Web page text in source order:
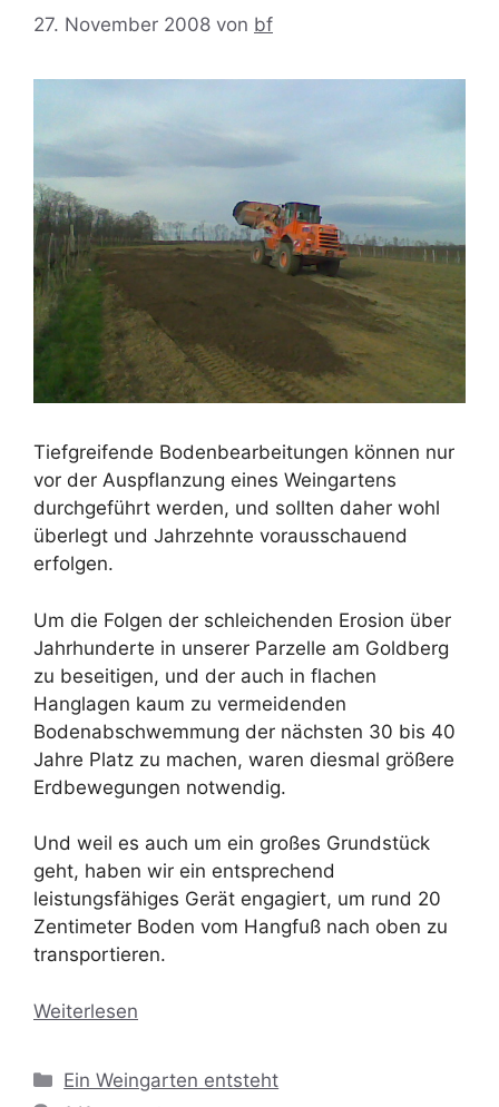
27. November 2008 von bf
Tiefgreifende Bodenbearbeitungen können nur
vor der Auspflanzung eines Weingartens
durchgeführt werden, und sollten daher wohl
überlegt und Jahrzehnte vorausschauend
erfolgen.
Um die Folgen der schleichenden Erosion über
Jahrhunderte in unserer Parzelle am Goldberg
zu beseitigen, und der auch in flachen
Hanglagen kaum zu vermeidenden
Bodenabschwemmung der nächsten 30 bis 40
Jahre Platz zu machen, waren diesmal größere
Erdbewegungen notwendig.
Und weil es auch um ein großes Grundstück
geht, haben wir ein entsprechend
leistungsfähiges Gerät engagiert, um rund 20
Zentimeter Boden vom Hangfuß nach oben zu
transportieren.
Weiterlesen
Kategorien
Ein Weingarten entsteht